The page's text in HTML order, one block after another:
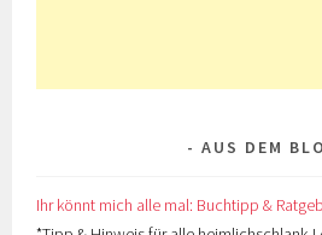
AUS DEM
Ihr könnt mich alle mal: Buchtipp &